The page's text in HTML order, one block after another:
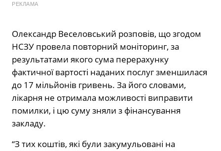
РЕКЛАМА
Олександр Веселовський розповів, що згодом
НСЗУ провела повторний моніторинг, за
результатами якого сума перерахунку
фактичної вартості наданих послуг зменшилася
до 17 мільйонів гривень. За його словами,
лікарня не отримала можливості виправити
помилки, і цю суму зняли з фінансування
закладу.
“З тих коштів, які були закумульовані на